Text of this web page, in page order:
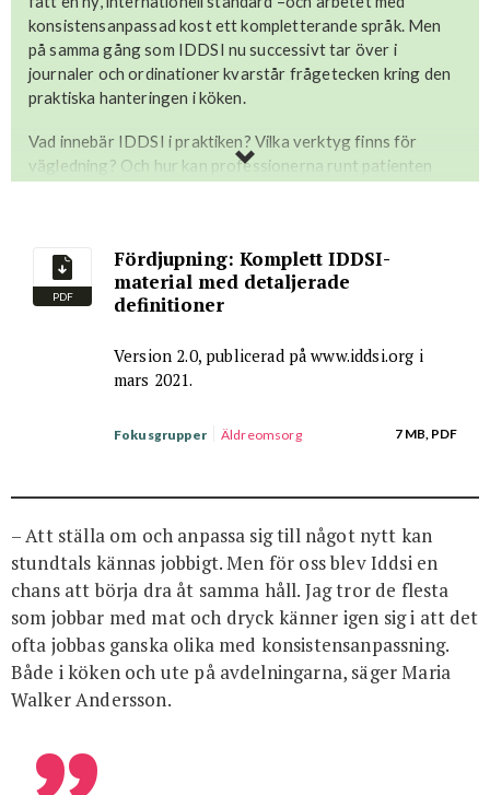
konsistensanpassad kost ett kompletterande språk. Men
på samma gång som IDDSI nu successivt tar över i
journaler och ordinationer kvarstår frågetecken kring den
praktiska hanteringen i köken.
Vad innebär IDDSI i praktiken? Vilka verktyg finns för
vägledning? Och hur kan professionerna runt patienten
Välkommen till ettseminarium med representanter från
såväl leverantörsled som vård- och måltidsprofessionerna.
Om utmaningarna framåt – men också med goda exempel
Maria Walker Andersson, verksamhetsutvecklare,
•Jenny Widén, kommundietist inom Social- och
•Julia Yli-Hukka, logoped, Södra Älvsborgs Sjukhus
Arrangeras av:
Kost & Närings fokusgruppÄldreomsorg
PDF
Fördjupning: Komplett IDDSI-
material med detaljerade
definitioner
Version 2.0, publicerad på www.iddsi.org i
mars 2021.
Fokusgrupper Äldreomsorg 7 MB, PDF
– Att ställa om och anpassa sig till något nytt kan
stundtals kännas jobbigt. Men för oss blev Iddsi en
chans att börja dra åt samma håll. Jag tror de flesta
som jobbar med mat och dryck känner igen sig i att det
ofta jobbas ganska olika med konsistensanpassning.
Både i köken och ute på avdelningarna, säger Maria
Walker Andersson.